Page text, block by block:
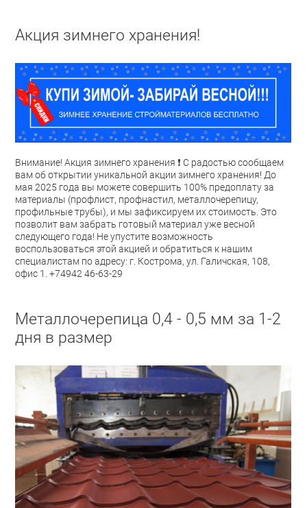
Акция зимнего хранения!
Внимание! Акция зимнего хранения ❗ С радостью сообщаем
вам об открытии уникальной акции зимнего хранения! До
мая 2025 года вы можете совершить 100% предоплату за
материалы (профлист, профнастил, металлочерепицу,
профильные трубы), и мы зафиксируем их стоимость. Это
позволит вам забрать готовый материал уже весной
следующего года! Не упустите возможность
воспользоваться этой акцией и обратиться к нашим
специалистам по адресу: г. Кострома, ул. Галичская, 108,
офис 1. +74942 46-63-29
Металлочерепица 0,4 - 0,5 мм за 1-2
дня в размер